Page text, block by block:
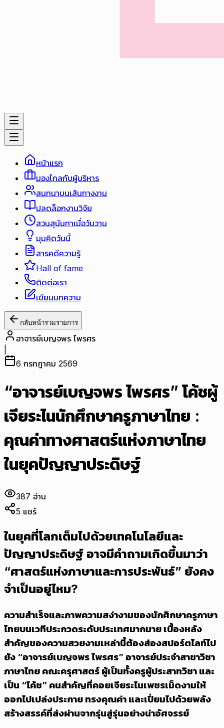
หน้าแรก
มองไกลกับผู้บริหาร
สนทนาบนเส้นทางงาน
ปลดล็อกงานวิจัย
สวนสุนันทาเมื่อวันวาน
มุมคิดวันนี้
สารคดีความรู้
Hall of fame
ติดต่อเรา
เขียนบทความ
กลับหน้ารวมรายการ
อาจารย์เบญจพร ไพรศร
6 กรกฎาคม 2569
“อาจารย์เบญจพร ไพรศร” โค้ชผู้
เจียระไนนักศึกษาครูภาษาไทย :
คุณค่าทางศาสตร์แห่งภาษาไทย
ในยุคปัญญาประดิษฐ์
387 อ่าน
5 แชร์
ในยุคที่โลกเต็มไปด้วยเทคโนโลยีและ
ปัญญาประดิษฐ์ อาจมีคำถามเกิดขึ้นมาว่า
“ศาสตร์แห่งภาษาและการประพันธ์” ยังคง
จำเป็นอยู่ไหม?
ความสำเร็จและภาพความสง่างามของนักศึกษาครูภาษา
ไทยบนเวทีประกวดระดับประเทศมากมาย เบื้องหลัง
สำคัญของความสวยงามเหล่านี้ต้องส่องสปอร์ตไลท์ไป
ยัง “อาจารย์เบญจพร ไพรศร” อาจารย์ประจำสาขาวิชา
ภาษาไทย คณะครุศาสตร์ ผู้เป็นทั้งครูผู้ประสาทวิชา และ
เป็น “โค้ช” คนสำคัญที่คอยเจียระไนเพชรเม็ดงามให้
ออกไปเปล่งประกาย ทรงคุณค่า และเปี่ยมไปด้วยพลัง
สร้างสรรค์ที่ส่งผ่านจากรุ่นสู่รุ่นอย่างน่าอัศจรรย์